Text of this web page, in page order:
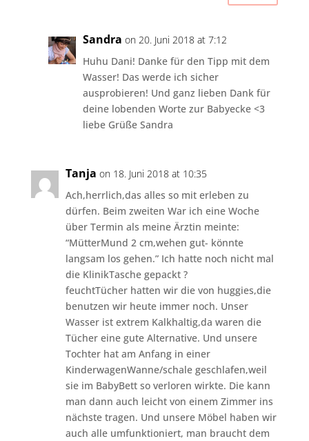
Sandra on 20. Juni 2018 at 7:12
Huhu Dani! Danke für den Tipp mit dem
Wasser! Das werde ich sicher
ausprobieren! Und ganz lieben Dank für
deine lobenden Worte zur Babyecke <3
liebe Grüße Sandra
Tanja on 18. Juni 2018 at 10:35
Ach,herrlich,das alles so mit erleben zu
dürfen. Beim zweiten War ich eine Woche
über Termin als meine Ärztin meinte:
“MütterMund 2 cm,wehen gut- könnte
langsam los gehen.” Ich hatte noch nicht mal
die KlinikTasche gepackt ?
feuchtTücher hatten wir die von huggies,die
benutzen wir heute immer noch. Unser
Wasser ist extrem Kalkhaltig,da waren die
Tücher eine gute Alternative. Und unsere
Tochter hat am Anfang in einer
KinderwagenWanne/schale geschlafen,weil
sie im BabyBett so verloren wirkte. Die kann
man dann auch leicht von einem Zimmer ins
nächste tragen. Und unsere Möbel haben wir
auch alle umfunktioniert, man braucht dem